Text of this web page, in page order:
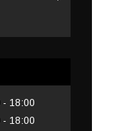
18:00
18:00